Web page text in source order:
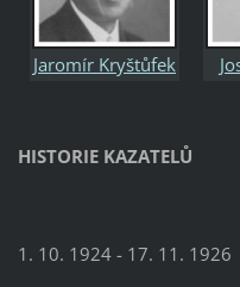
Jaromír Kryštůfek
HISTORIE KAZATELŮ
1. 10. 1924 - 17. 11. 1926